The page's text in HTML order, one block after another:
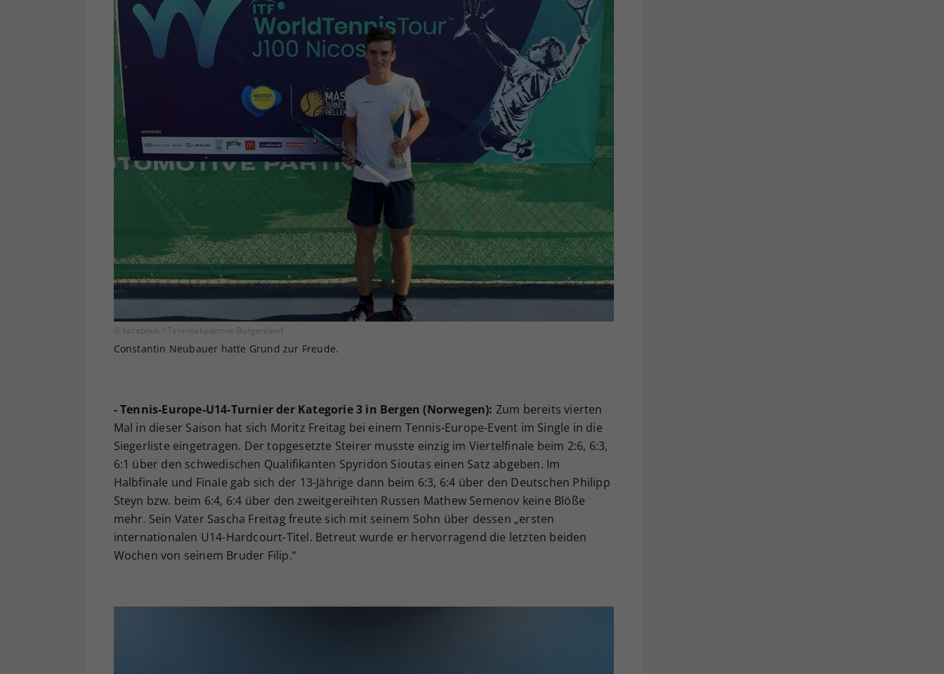
© facebook / Tennisakademie Burgenland
Constantin Neubauer hatte Grund zur Freude.
- Tennis-Europe-U14-Turnier der Kategorie 3 in Bergen (Norwegen): Zum bereits vierten
Mal in dieser Saison hat sich Moritz Freitag bei einem Tennis-Europe-Event im Single in die
Siegerliste eingetragen. Der topgesetzte Steirer musste einzig im Viertelfinale beim 2:6, 6:3,
6:1 über den schwedischen Qualifikanten Spyridon Sioutas einen Satz abgeben. Im
Halbfinale und Finale gab sich der 13-Jährige dann beim 6:3, 6:4 über den Deutschen Philipp
Steyn bzw. beim 6:4, 6:4 über den zweitgereihten Russen Mathew Semenov keine Blöße
mehr. Sein Vater Sascha Freitag freute sich mit seinem Sohn über dessen „ersten
internationalen U14-Hardcourt-Titel. Betreut wurde er hervorragend die letzten beiden
Wochen von seinem Bruder Filip.“